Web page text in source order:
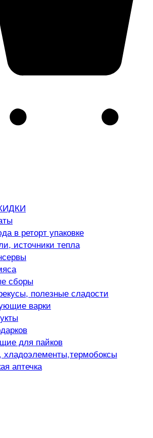
в реторт упаковке
источники тепла
сборы
полезные сладости
варки
для пайков
хладоэлементы,термобоксы
аптечка